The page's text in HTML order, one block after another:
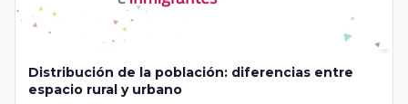
Distribución de la población: diferencias entre
espacio rural y urbano